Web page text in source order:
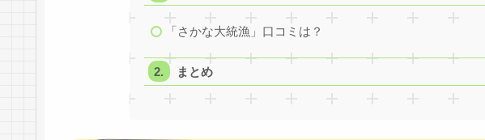
「さかな大統漁」口コミは？
まとめ